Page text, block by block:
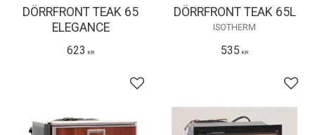
DÖRRFRONT TEAK 65
ELEGANCE
623 KR
Lägg till i favoriter
DÖRRFRONT TEAK 65L
ISOTHERM
535 KR